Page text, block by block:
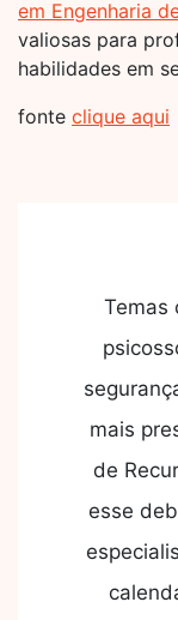
em Engenharia
valiosas para
habilidades em
fonte clique aqui
Temas
mais
de
esse